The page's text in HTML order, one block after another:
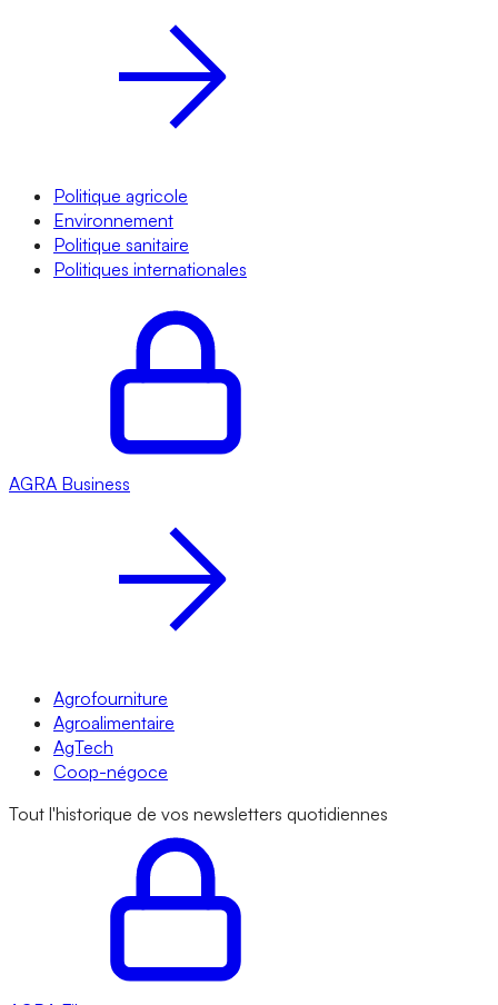
Politique agricole
Environnement
Politique sanitaire
Politiques internationales
AGRA Business
Agrofourniture
Agroalimentaire
AgTech
Coop-négoce
Tout l'historique de vos newsletters quotidiennes